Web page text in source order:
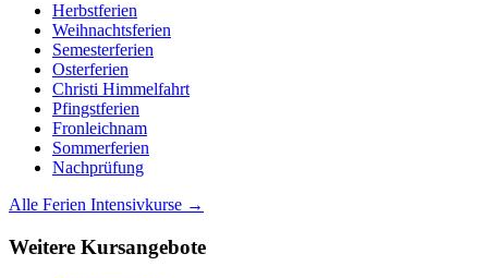
Herbstferien
Weihnachtsferien
Semesterferien
Osterferien
Christi Himmelfahrt
Pfingstferien
Fronleichnam
Sommerferien
Nachprüfung
Alle Ferien Intensivkurse →
Weitere Kursangebote